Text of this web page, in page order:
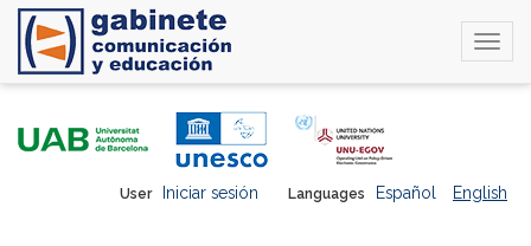
Languages Español English
User Iniciar sesión